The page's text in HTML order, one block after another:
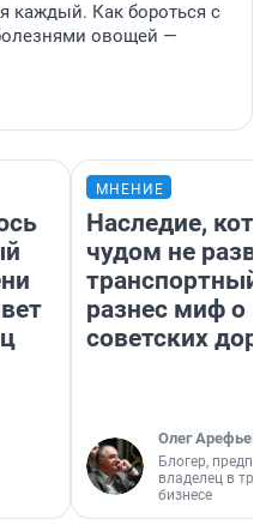
каждый. Как бороться с
овощей —
МНЕНИЕ
Наследие,
чудом не
транспортный
разнес миф о
советских
Олег Арефьев
Блогер,
владелец в
бизнесе